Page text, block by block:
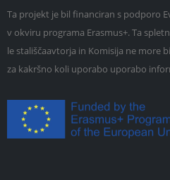
Ta projekt je bil financiran s podporo
v okviru programa Erasmus+. Ta
le stališčaavtorja in Komisija ne more
za kakršno koli uporabo uporabo